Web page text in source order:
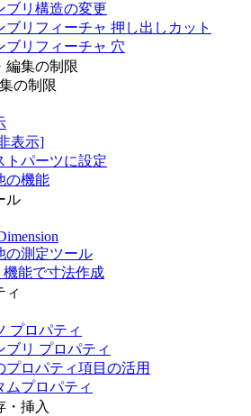
ブリ構造の変更
ブリフィーチャ 押し出しカット
ブリフィーチャ 穴
編集の制限
の制限
表示]
トパーツに設定
の機能
ル
の測定ツール
機能で寸法作成
ィ
プロパティ
ブリ プロパティ
プロパティ項目の活用
ムプロパティ
・挿入